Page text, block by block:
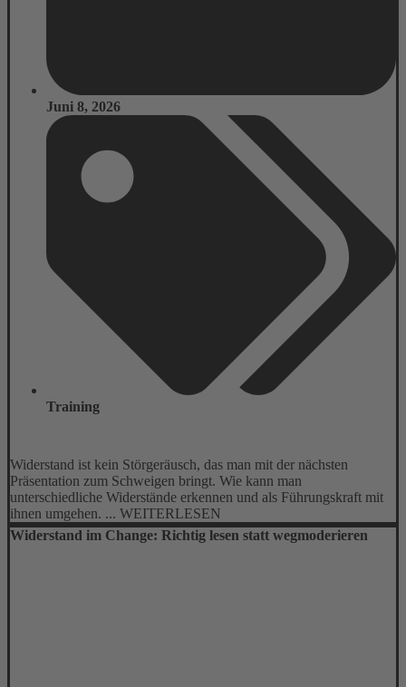
Juni 8, 2026
Training
Widerstand ist kein Störgeräusch, das man mit der nächsten
Präsentation zum Schweigen bringt. Wie kann man
unterschiedliche Widerstände erkennen und als Führungskraft mit
ihnen umgehen. ... WEITERLESEN
Widerstand im Change: Richtig lesen statt wegmoderieren